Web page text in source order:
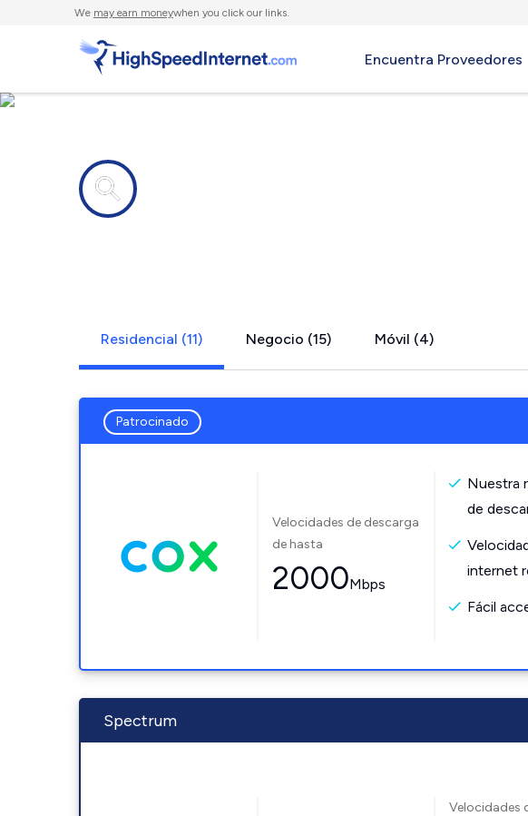
We may earn moneywhen you click our links.
Encuentra Proveedores
Residencial (11) Negocio (15) Móvil (4)
Patrocinado
Velocidades de descarga
de hasta
2000Mbps
Nuestra
de
internet
Fácil
Spectrum
Velocidades